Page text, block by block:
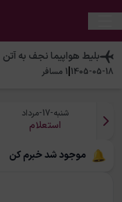
بلیط هواپیمانجف بهآتن
1405-05-18
|
1 مسافر
شنبه-17-مرداد
استعلام
موجود شد خبرم کن